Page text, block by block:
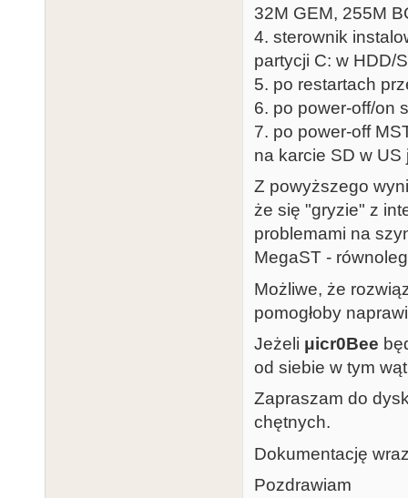
32M GEM, 255M
4. sterownik
partycji C: w HDD/
5. po restartach
6. po power-off/on
7. po power-off
na karcie SD w US
Z powyższego
że się "gryzie" z
problemami na
MegaST -
Możliwe, że
pomogłoby
Jeżeli μicr0Bee
od siebie w tym
Zapraszam do
chętnych.
Dokumentację
Pozdrawiam